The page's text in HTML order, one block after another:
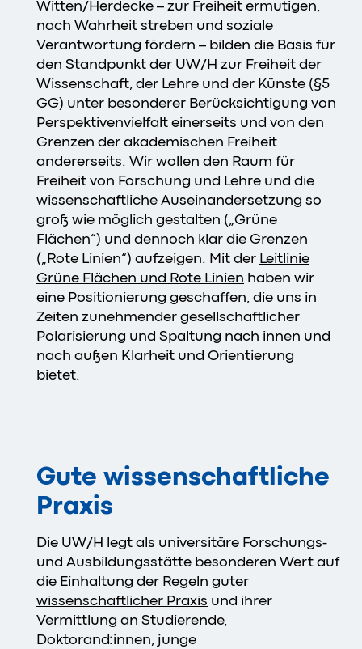
Witten/Herdecke – zur Freiheit ermutigen,
nach Wahrheit streben und soziale
Verantwortung fördern – bilden die Basis für
den Standpunkt der UW/H zur Freiheit der
Wissenschaft, der Lehre und der Künste (§5
GG) unter besonderer Berücksichtigung von
Perspektivenvielfalt einerseits und von den
Grenzen der akademischen Freiheit
andererseits. Wir wollen den Raum für
Freiheit von Forschung und Lehre und die
wissenschaftliche Auseinandersetzung so
groß wie möglich gestalten („Grüne
Flächen“) und dennoch klar die Grenzen
(„Rote Linien“) aufzeigen. Mit der Leitlinie
Grüne Flächen und Rote Linien haben wir
eine Positionierung geschaffen, die uns in
Zeiten zunehmender gesellschaftlicher
Polarisierung und Spaltung nach innen und
nach außen Klarheit und Orientierung
bietet.
Gute wissenschaftliche
Praxis
Die UW/H legt als universitäre Forschungs-
und Ausbildungsstätte besonderen Wert auf
die Einhaltung der Regeln guter
wissenschaftlicher Praxis und ihrer
Vermittlung an Studierende,
Doktorand:innen, junge